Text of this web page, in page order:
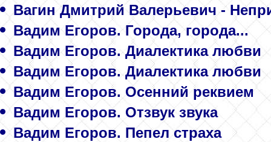
Вагин Дмитрий Валерьевич -
Вадим Егоров. Города, города...
Вадим Егоров. Диалектика любви
Вадим Егоров. Диалектика любви
Вадим Егоров. Осенний реквием
Вадим Егоров. Отзвук звука
Вадим Егоров. Пепел страха